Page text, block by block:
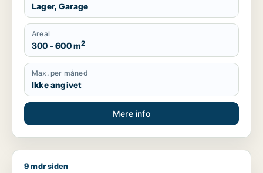
Lager, Garage
Areal
300 - 600 m2
Max. per måned
Ikke angivet
Mere info
Hans søger kontor, lager, værksted, butik, klinik,
9 mdr siden